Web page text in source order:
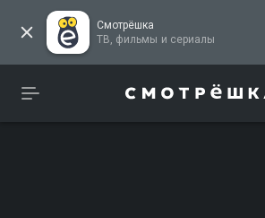
Смотрёшка
ТВ, фильмы и сериалы